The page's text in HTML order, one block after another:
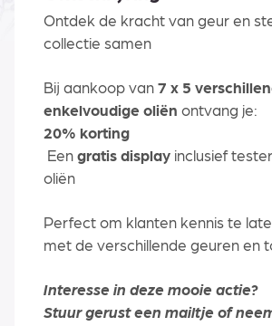
Ontdek de kracht van geur en
collectie samen
Bij aankoop van 7 x 5
enkelvoudige oliën ontvang je:
20% korting
Een gratis display inclusief
oliën
Perfect om klanten kennis te
met de verschillende geuren en
Interesse in deze mooie actie?
Stuur gerust een mailtje of